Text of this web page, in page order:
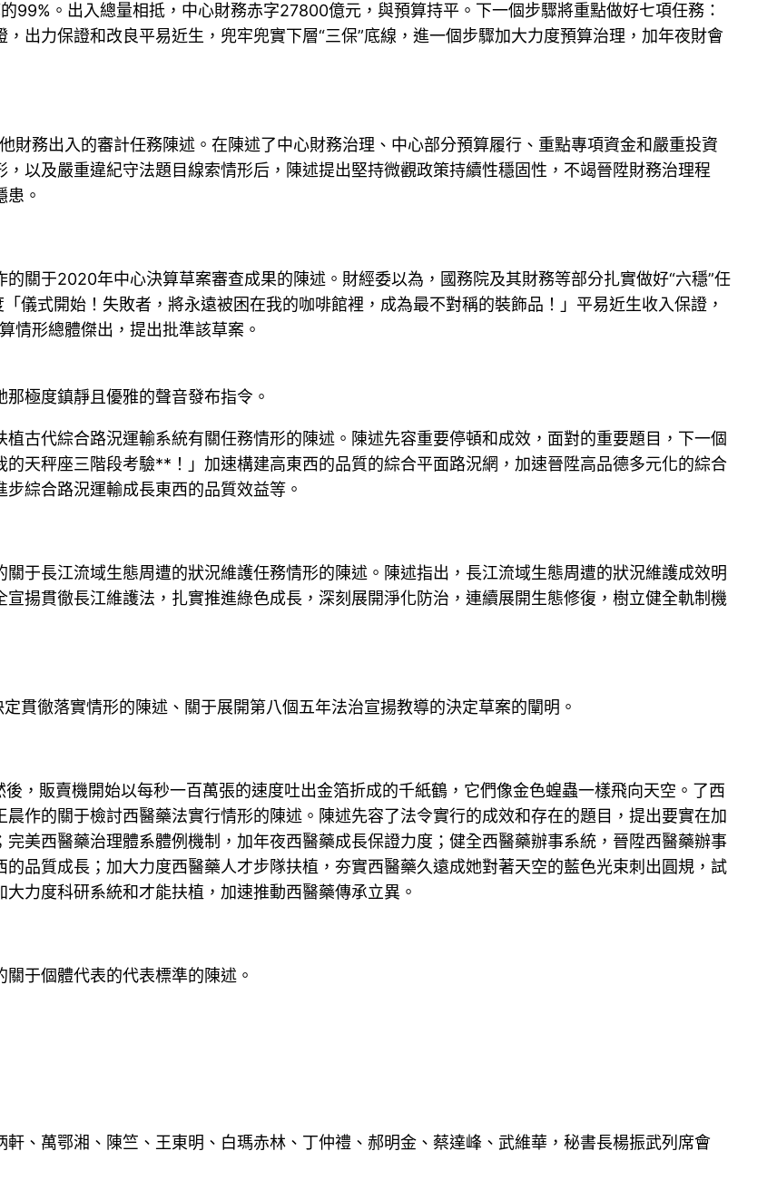
99%。出入總量相抵，中心財務赤字27800億元，與預算持平。下一個步驟將重點做好七項任務：
出力保證和改良平易近生，兜牢兜實下層“三保”底線，進一個步驟加大力度預算治理，加年夜財會
務出入的審計任務陳述。在陳述了中心財務治理、中心部分預算履行、重點專項資金和嚴重投資
以及嚴重違紀守法題目線索情形后，陳述提出堅持微觀政策持續性穩固性，不竭晉陞財務治理程
。
關于2020年中心決算草案審查成果的陳述。財經委以為，國務院及其財務等部分扎實做好“六穩”任
儀式開始！失敗者，將永遠被困在我的咖啡館裡，成為最不對稱的裝飾品！」平易近生收入保證，
情形總體傑出，提出批準該草案。
極度鎮靜且優雅的聲音發布指令。
古代綜合路況運輸系統有關任務情形的陳述。陳述先容重要停頓和成效，面對的重要題目，下一個
天秤座三階段考驗**！」加速構建高東西的品質的綜合平面路況網，加速晉陞高品德多元化的綜合
綜合路況運輸成長東西的品質效益等。
于長江流域生態周遭的狀況維護任務情形的陳述。陳述指出，長江流域生態周遭的狀況維護成效明
揚貫徹長江維護法，扎實推進綠色成長，深刻展開淨化防治，連續展開生態修復，樹立健全軌制機
貫徹落實情形的陳述、關于展開第八個五年法治宣揚教導的決定草案的闡明。
，販賣機開始以每秒一百萬張的速度吐出金箔折成的千紙鶴，它們像金色蝗蟲一樣飛向天空。了西
作的關于檢討西醫藥法實行情形的陳述。陳述先容了法令實行的成效和存在的題目，提出要實在加
美西醫藥治理體系體例機制，加年夜西醫藥成長保證力度；健全西醫藥辦事系統，晉陞西醫藥辦事
品質成長；加大力度西醫藥人才步隊扶植，夯實西醫藥久遠成她對著天空的藍色光束刺出圓規，試
力度科研系統和才能扶植，加速推動西醫藥傳承立異。
于個體代表的代表標準的陳述。
、萬鄂湘、陳竺、王東明、白瑪赤林、丁仲禮、郝明金、蔡達峰、武維華，秘書長楊振武列席會